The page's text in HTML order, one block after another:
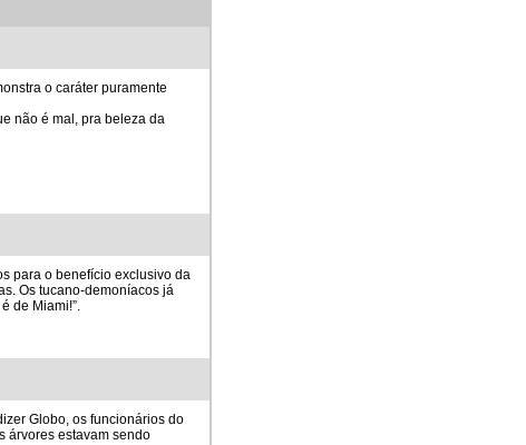
o caráter puramente
não é mal, pra beleza da
para o benefício exclusivo da
Os tucano-demoníacos já
de Miami!”.
Globo, os funcionários do
árvores estavam sendo